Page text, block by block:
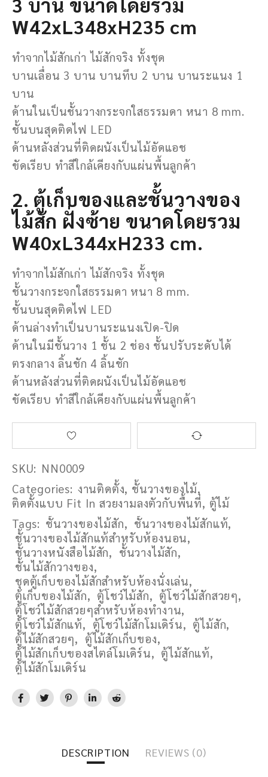
W42xL348xH235 cm
ทำจากไม้สักเก่า ไม้สักจริง ทั้งชุด
บานเลื่อน 3 บาน บานทึบ 2 บาน บานระแนง 1
บาน
ด้านในเป็นชั้นวางกระจกใสธรรมดา หนา 8 mm.
ชั้นบนสุดติดไฟ LED
ด้านหลังส่วนที่ติดผนังเป็นไม้อัดแอช
ขัดเรียบ ทำสีใกล้เคียงกับแผ่นพื้นลูกค้า
2. ตู้เก็บของและชั้นวางของ
ไม้สัก ฝั่งซ้าย ขนาดโดยรวม
W40xL344xH233 cm.
ทำจากไม้สักเก่า ไม้สักจริง ทั้งชุด
ชั้นวางกระจกใสธรรมดา หนา 8 mm.
ชั้นบนสุดติดไฟ LED
ด้านล่างทำเป็นบานระแนงเปิด-ปิด
ด้านในมีชั้นวาง 1 ชั้น 2 ช่อง ชั้นปรับระดับได้
ตรงกลาง ลิ้นชัก 4 ลิ้นชัก
ด้านหลังส่วนที่ติดผนังเป็นไม้อัดแอช
ขัดเรียบ ทำสีใกล้เคียงกับแผ่นพื้นลูกค้า
SKU: NN0009
Categories: งานติดตั้ง, ชั้นวางของไม้,
ติดตั้งแบบ Fit In สวยงามลงตัวกับพื้นที่, ตู้ไม้
Tags: ชั้นวางของไม้สัก, ชั้นวางของไม้สักแท้,
ชั้นวางของไม้สักแท้สำหรับห้องนอน,
ชั้นวางหนังสือไม้สัก, ชั้นวางไม้สัก,
ชั้นไม้สักวางของ,
ชุดตู้เก็บของไม้สักสำหรับห้องนั่งเล่น,
ตู้เก็บของไม้สัก, ตู้โชว์ไม้สัก, ตู้โชว์ไม้สักสวยๆ,
ตู้โชว์ไม้สักสวยๆสำหรับห้องทำงาน,
ตู้โชว์ไม้สักแท้, ตู้โชว์ไม้สักโมเดิร์น, ตู้ไม้สัก,
ตู้ไม้สักสวยๆ, ตู้ไม้สักเก็บของ,
ตู้ไม้สักเก็บของสไตล์โมเดิร์น, ตู้ไม้สักแท้,
ตู้ไม้สักโมเดิร์น
DESCRIPTION REVIEWS (0)